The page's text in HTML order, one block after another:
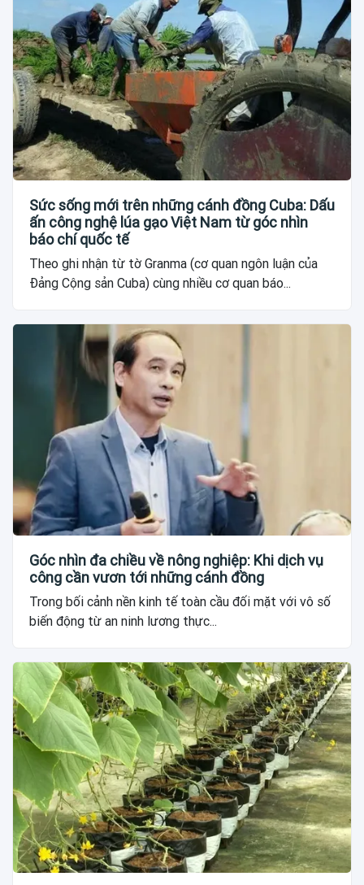
Sức sống mới trên những cánh đồng Cuba: Dấu
ấn công nghệ lúa gạo Việt Nam từ góc nhìn
báo chí quốc tế
Theo ghi nhận từ tờ Granma (cơ quan ngôn luận của
Đảng Cộng sản Cuba) cùng nhiều cơ quan báo...
Góc nhìn đa chiều về nông nghiệp: Khi dịch vụ
công cần vươn tới những cánh đồng
Trong bối cảnh nền kinh tế toàn cầu đối mặt với vô số
biến động từ an ninh lương thực...